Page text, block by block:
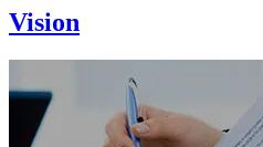
Vision